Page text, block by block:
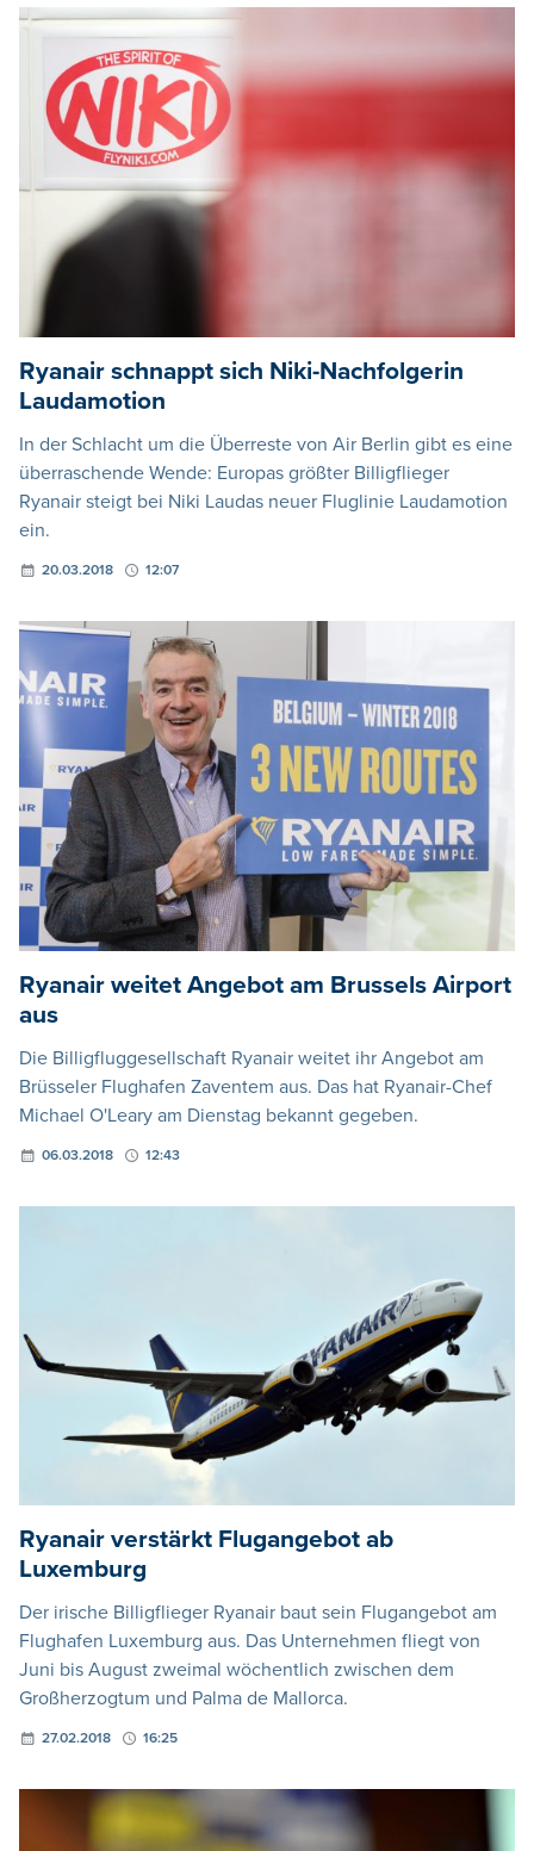
Ryanair schnappt sich Niki-Nachfolgerin
Laudamotion
In der Schlacht um die Überreste von Air Berlin gibt es eine
überraschende Wende: Europas größter Billigflieger
Ryanair steigt bei Niki Laudas neuer Fluglinie Laudamotion
ein.
20.03.2018 12:07
Ryanair weitet Angebot am Brussels Airport
aus
Die Billigfluggesellschaft Ryanair weitet ihr Angebot am
Brüsseler Flughafen Zaventem aus. Das hat Ryanair-Chef
Michael O'Leary am Dienstag bekannt gegeben.
06.03.2018 12:43
Ryanair verstärkt Flugangebot ab
Luxemburg
Der irische Billigflieger Ryanair baut sein Flugangebot am
Flughafen Luxemburg aus. Das Unternehmen fliegt von
Juni bis August zweimal wöchentlich zwischen dem
Großherzogtum und Palma de Mallorca.
27.02.2018 16:25